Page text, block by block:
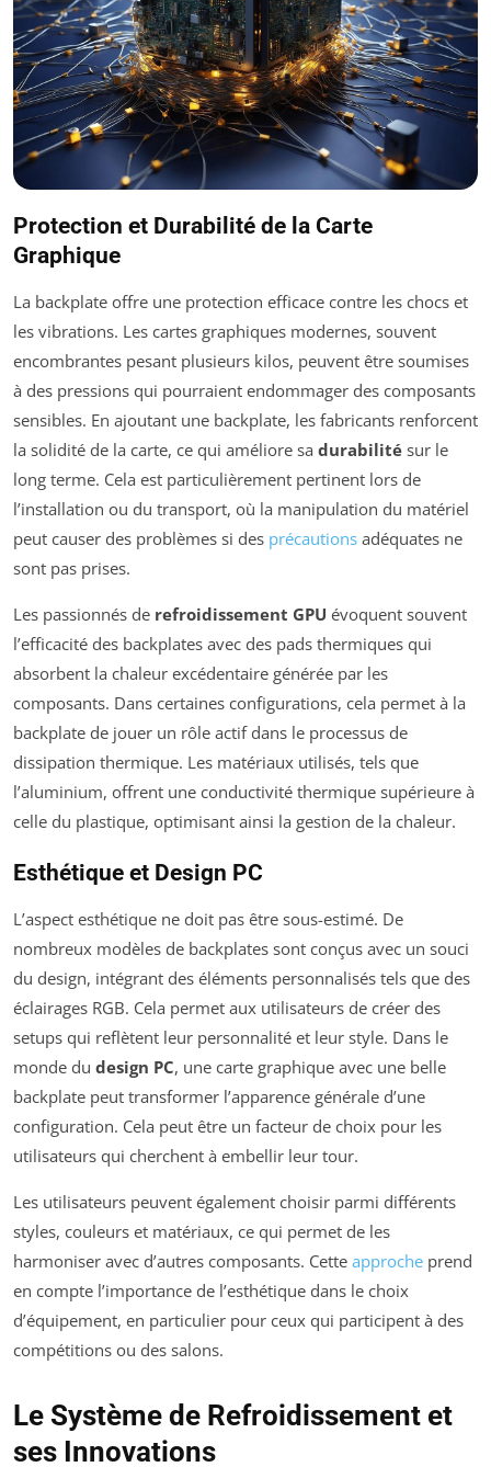
Protection et Durabilité de la Carte
Graphique
La backplate offre une protection efficace contre les chocs et
les vibrations. Les cartes graphiques modernes, souvent
encombrantes pesant plusieurs kilos, peuvent être soumises
à des pressions qui pourraient endommager des composants
sensibles. En ajoutant une backplate, les fabricants renforcent
la solidité de la carte, ce qui améliore sa durabilité sur le
long terme. Cela est particulièrement pertinent lors de
l’installation ou du transport, où la manipulation du matériel
peut causer des problèmes si des précautions adéquates ne
sont pas prises.
Les passionnés de refroidissement GPU évoquent souvent
l’efficacité des backplates avec des pads thermiques qui
absorbent la chaleur excédentaire générée par les
composants. Dans certaines configurations, cela permet à la
backplate de jouer un rôle actif dans le processus de
dissipation thermique. Les matériaux utilisés, tels que
l’aluminium, offrent une conductivité thermique supérieure à
celle du plastique, optimisant ainsi la gestion de la chaleur.
Esthétique et Design PC
L’aspect esthétique ne doit pas être sous-estimé. De
nombreux modèles de backplates sont conçus avec un souci
du design, intégrant des éléments personnalisés tels que des
éclairages RGB. Cela permet aux utilisateurs de créer des
setups qui reflètent leur personnalité et leur style. Dans le
monde du design PC, une carte graphique avec une belle
backplate peut transformer l’apparence générale d’une
configuration. Cela peut être un facteur de choix pour les
utilisateurs qui cherchent à embellir leur tour.
Les utilisateurs peuvent également choisir parmi différents
styles, couleurs et matériaux, ce qui permet de les
harmoniser avec d’autres composants. Cette approche prend
en compte l’importance de l’esthétique dans le choix
d’équipement, en particulier pour ceux qui participent à des
compétitions ou des salons.
Le Système de Refroidissement et
ses Innovations